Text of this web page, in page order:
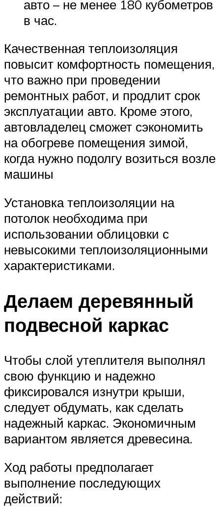
авто – не менее 180 кубометров
в час.
Качественная теплоизоляция
повысит комфортность помещения,
что важно при проведении
ремонтных работ, и продлит срок
эксплуатации авто. Кроме этого,
автовладелец сможет сэкономить
на обогреве помещения зимой,
когда нужно подолгу возиться возле
машины
Установка теплоизоляции на
потолок необходима при
использовании облицовки с
невысокими теплоизоляционными
характеристиками.
Делаем деревянный
подвесной каркас
Чтобы слой утеплителя выполнял
свою функцию и надежно
фиксировался изнутри крыши,
следует обдумать, как сделать
надежный каркас. Экономичным
вариантом является древесина.
Ход работы предполагает
выполнение последующих
действий: